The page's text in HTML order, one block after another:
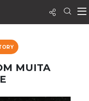
MUITA